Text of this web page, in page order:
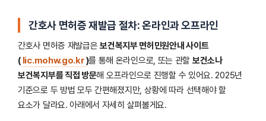
간호사 면허증 재발급 절차: 온라인과 오프라인
간호사 면허증 재발급은보건복지부 면허민원안내 사이트
( lic.mohw.go.kr)를 통해 온라인으로, 또는 관할 보건소나
보건복지부를 직접 방문해 오프라인으로 진행할 수 있어요. 2025년
기준으로 두 방법 모두 간편해졌지만, 상황에 따라 선택해야 할
요소가 달라요. 아래에서 자세히 살펴볼게요.